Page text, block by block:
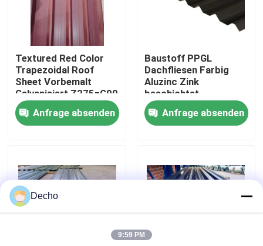
Werksbesichtigung
Qualitätskontrolle
Kontakt mit uns
Neuigkeiten
Rechtssachen
Bitte um ein Angebot
Farbbeschichtete Stahlspule
Textured Red Color
Trapezoidal Roof
Sheet Vorbemalt
Galvanisiert Z275=G90
Super SMP 40 Jahre
Metalldach
Wandverkleidung
Anfrage absenden
Baustoff PPGL
Dachfliesen Farbig
Aluzinc Zink
beschichtet
Metallplatte Wellstahl
Dachplatte Ral Farbe
Anfrage absenden
Decho
9:59 PM